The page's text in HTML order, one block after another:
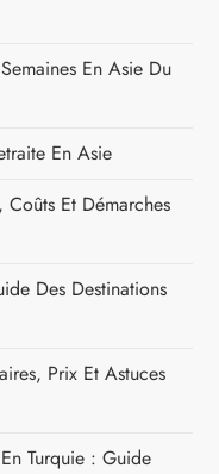
En Asie Du
En Asie
Et Démarches
Des Destinations
Prix Et Astuces
Turquie : Guide